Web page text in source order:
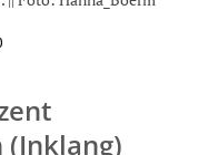
(Inklang)